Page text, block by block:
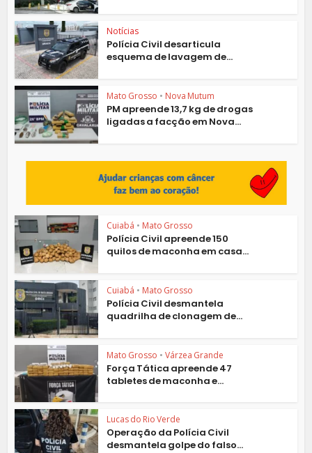
Notícias
Polícia Civil desarticula
esquema de lavagem de...
Mato Grosso • Nova Mutum
PM apreende 13,7 kg de drogas
ligadas a facção em Nova...
Cuiabá • Mato Grosso
Polícia Civil apreende 150
quilos de maconha em casa...
Cuiabá • Mato Grosso
Polícia Civil desmantela
quadrilha de clonagem de...
Mato Grosso • Várzea Grande
Força Tática apreende 47
tabletes de maconha e...
Lucas do Rio Verde
Operação da Polícia Civil
desmantela golpe do falso...